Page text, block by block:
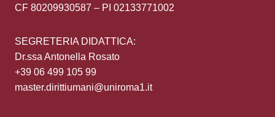
CF 80209930587 – PI 02133771002
SEGRETERIA DIDATTICA:
Dr.ssa Antonella Rosato
+39 06 499 105 99
master.dirittiumani@uniroma1.it